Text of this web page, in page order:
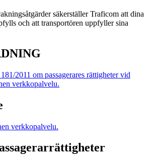
säkerställer Traficom att dina
och att transportören uppfyller sina
2011 om passagerares rättigheter vid
verkkopalvelu.
verkkopalvelu.